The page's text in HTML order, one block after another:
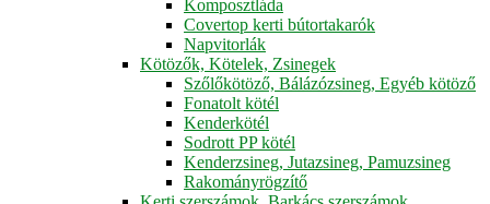
Komposztláda
Covertop kerti bútortakarók
Napvitorlák
Kötözők, Kötelek, Zsinegek
Szőlőkötöző, Bálázózsineg, Egyéb kötöző
Fonatolt kötél
Kenderkötél
Sodrott PP kötél
Kenderzsineg, Jutazsineg, Pamuzsineg
Rakományrögzítő